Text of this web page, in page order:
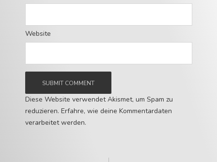
Website
Diese Website verwendet Akismet, um Spam zu
reduzieren. Erfahre, wie deine Kommentardaten
verarbeitet werden.